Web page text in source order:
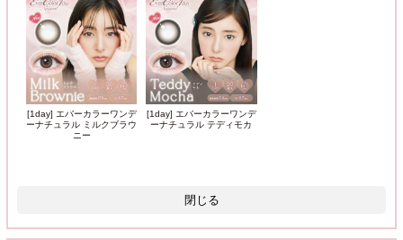
[1day] エバーカラーワンデ
ーナチュラル ミルクブラウ
ニー
[1day] エバーカラーワンデ
ーナチュラル テディモカ
閉じる